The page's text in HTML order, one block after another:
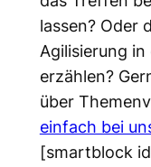
lassen? Oder
Agilisierung
erzählen?
über
einfach bei
[smartblock